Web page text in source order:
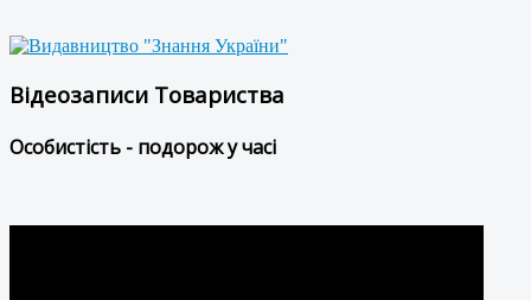
Відеозаписи Товариства
Особистість - подорож у часі